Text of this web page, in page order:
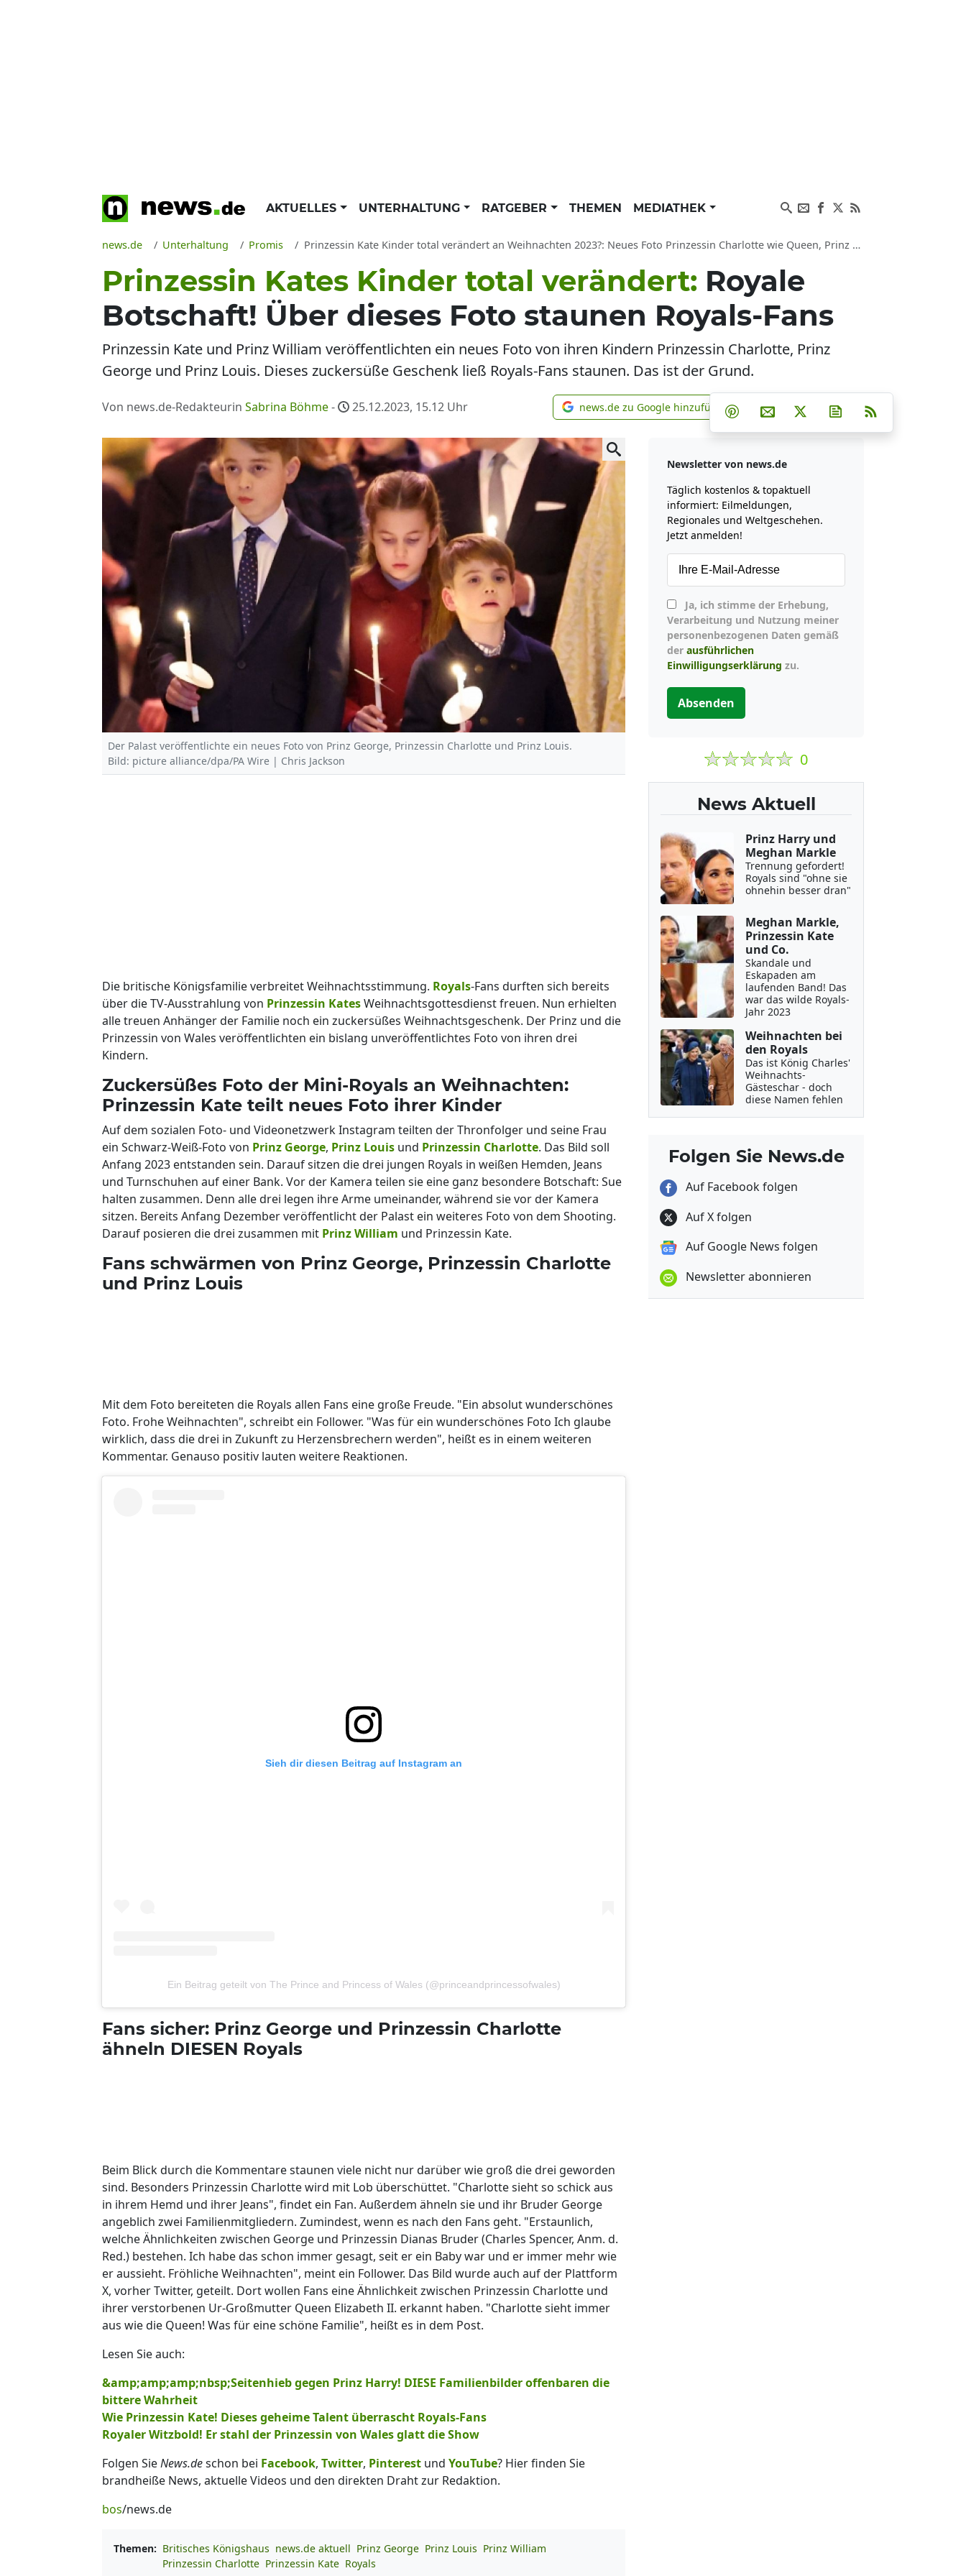
AKTUELLES UNTERHALTUNG RATGEBER THEMEN MEDIATHEK
news.de Unterhaltung Promis Prinzessin Kate Kinder total verändert an Weihnachten 2023?: Neues Foto Prinzessin Charlotte wie Queen, Prinz George, Prinz Louis
Prinzessin Kates Kinder total verändert: Royale
Botschaft! Über dieses Foto staunen Royals-Fans
Prinzessin Kate und Prinz William veröffentlichten ein neues Foto von ihren Kindern Prinzessin Charlotte, Prinz
George und Prinz Louis. Dieses zuckersüße Geschenk ließ Royals-Fans staunen. Das ist der Grund.
Von news.de-Redakteurin Sabrina Böhme- 25.12.2023, 15.12 Uhr news.de zu Google hinzufügen
news.de zu Google hinzufügen Teilen auf Facebook
Teilen auf Whatsapp
Teilen auf Telegram
Teilen auf Pinterest
Per E-Mail teilen
Post auf XNewsletter
Der Palast veröffentlichte ein neues Foto von Prinz George, Prinzessin Charlotte und Prinz Louis.
Bild: picture alliance/dpa/PA Wire | Chris Jackson
Die britische Königsfamilie verbreitet Weihnachtsstimmung. Royals-Fans durften sich bereits
über die TV-Ausstrahlung von Prinzessin KatesWeihnachtsgottesdienst freuen. Nun erhielten
alle treuen Anhänger der Familie noch ein zuckersüßes Weihnachtsgeschenk. Der Prinz und die
Prinzessin von Wales veröffentlichten ein bislang unveröffentlichtes Foto von ihren drei
Kindern.
Zuckersüßes Foto der Mini-Royals an Weihnachten:
Prinzessin Kate teilt neues Foto ihrer Kinder
Auf dem sozialen Foto- und Videonetzwerk Instagram teilten der Thronfolger und seine Frau
ein Schwarz-Weiß-Foto von Prinz George, Prinz Louis und Prinzessin Charlotte. Das Bild soll
Anfang 2023 entstanden sein. Darauf sitzen die drei jungen Royals in weißen Hemden, Jeans
und Turnschuhen auf einer Bank. Vor der Kamera teilen sie eine ganz besondere Botschaft: Sue
halten zusammen. Denn alle drei legen ihre Arme umeinander, während sie vor der Kamera
sitzen. Bereits Anfang Dezember veröffentlicht der Palast ein weiteres Foto von dem Shooting.
Darauf posieren die drei zusammen mit Prinz William und Prinzessin Kate.
Fans schwärmen von Prinz George, Prinzessin Charlotte
und Prinz Louis
Mit dem Foto bereiteten die Royals allen Fans eine große Freude. "Ein absolut wunderschönes
Foto. Frohe Weihnachten", schreibt ein Follower. "Was für ein wunderschönes Foto Ich glaube
wirklich, dass die drei in Zukunft zu Herzensbrechern werden", heißt es in einem weiteren
Kommentar. Genauso positiv lauten weitere Reaktionen.
Sieh dir diesen Beitrag auf Instagram an
Ein Beitrag geteilt von The Prince and Princess of Wales (@princeandprincessofwales)
Fans sicher: Prinz George und Prinzessin Charlotte
ähneln DIESEN Royals
Beim Blick durch die Kommentare staunen viele nicht nur darüber wie groß die drei geworden
sind. Besonders Prinzessin Charlotte wird mit Lob überschüttet. "Charlotte sieht so schick aus
in ihrem Hemd und ihrer Jeans", findet ein Fan. Außerdem ähneln sie und ihr Bruder George
angeblich zwei Familienmitgliedern. Zumindest, wenn es nach den Fans geht. "Erstaunlich,
welche Ähnlichkeiten zwischen George und Prinzessin Dianas Bruder (Charles Spencer, Anm. d.
Red.) bestehen. Ich habe das schon immer gesagt, seit er ein Baby war und er immer mehr wie
er aussieht. Fröhliche Weihnachten", meint ein Follower. Das Bild wurde auch auf der Plattform
X, vorher Twitter, geteilt. Dort wollen Fans eine Ähnlichkeit zwischen Prinzessin Charlotte und
ihrer verstorbenen Ur-Großmutter Queen Elizabeth II. erkannt haben. "Charlotte sieht immer
aus wie die Queen! Was für eine schöne Familie", heißt es in dem Post.
Lesen Sie auch:
&amp;amp;amp;nbsp;Seitenhieb gegen Prinz Harry! DIESE Familienbilder offenbaren die
bittere Wahrheit
Wie Prinzessin Kate! Dieses geheime Talent überrascht Royals-Fans
Royaler Witzbold! Er stahl der Prinzessin von Wales glatt die Show
Folgen SieNews.deschon bei Facebook, Twitter, Pinterest und YouTube? Hier finden Sie
brandheiße News, aktuelle Videos und den direkten Draht zur Redaktion.
bos/news.de
Themen: Britisches Königshaus news.de aktuell Prinz George Prinz Louis Prinz William
Prinzessin Charlotte Prinzessin Kate Royals
Newsletter von news.de
Täglich kostenlos & topaktuell
informiert: Eilmeldungen,
Regionales und Weltgeschehen.
Jetzt anmelden!
Verarbeitung und Nutzung meiner
personenbezogenen Daten gemäß
der ausführlichen
Einwilligungserklärung zu.
Absenden
0
News Aktuell
Prinz Harry und
Meghan Markle
Trennung gefordert!
Royals sind "ohne sie
ohnehin besser dran"
Meghan Markle,
Prinzessin Kate
und Co.
Skandale und
Eskapaden am
laufenden Band! Das
war das wilde Royals-
Jahr 2023
Weihnachten bei
den Royals
Das ist König Charles'
Weihnachts-
Gästeschar - doch
diese Namen fehlen
Folgen Sie News.de
Auf Facebook folgen
Auf X folgen
Auf Google News folgen
Newsletter abonnieren